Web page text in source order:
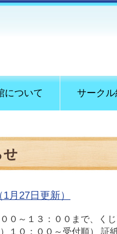
について サークル
せ
月27日更新）
０～１３：００まで、く
１０：００～受付順） 証